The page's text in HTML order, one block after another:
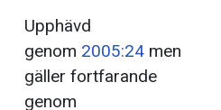
Upphävd
genom 2005:24 men
gäller fortfarande
genom